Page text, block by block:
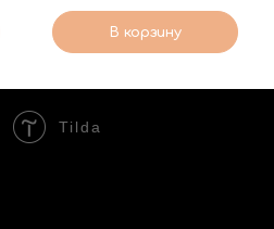
В корзину
Tilda